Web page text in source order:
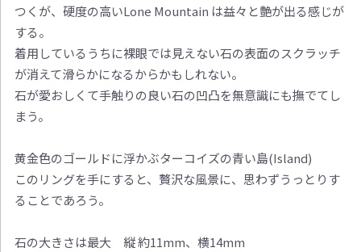
つくが、硬度の高いLone Mountain は益々と艶が出る感じが
する。
着用しているうちに裸眼では見えない石の表面のスクラッチ
が消えて滑らかになるからかもしれない。
石が愛おしくて手触りの良い石の凹凸を無意識にも撫でてし
まう。
黄金色のゴールドに浮かぶターコイズの青い島(Island)
このリングを手にすると、贅沢な風景に、思わずうっとりす
ることであろう。
石の大きさは最大 縦 約11mm、横14mm